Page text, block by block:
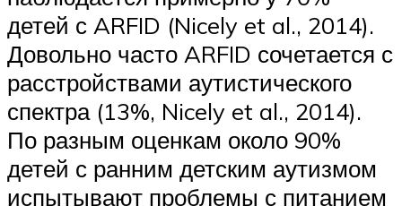
детей с ARFID (Nicely et al., 2014).
Довольно часто ARFID сочетается с
расстройствами аутистического
спектра (13%, Nicely et al., 2014).
По разным оценкам около 90%
детей с ранним детским аутизмом
испытывают проблемы с питанием